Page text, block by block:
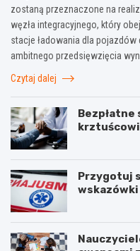
zostaną przeznaczone na
węzła integracyjnego, który
stacje ładowania dla pojazdów
ambitnego przedsięwzięcia
Czytaj dalej
Przygotuj